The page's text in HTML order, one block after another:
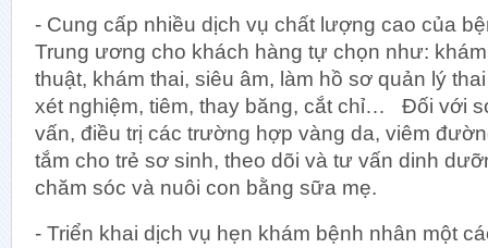
- Cung cấp nhiều dịch vụ chất lượng cao của
Trung ương cho khách hàng tự chọn như:
thuật, khám thai, siêu âm, làm hồ sơ quản lý
xét nghiệm, tiêm, thay băng, cắt chỉ… Đối với
vấn, điều trị các trường hợp vàng da, viêm
tắm cho trẻ sơ sinh, theo dõi và tư vấn dinh
chăm sóc và nuôi con bằng sữa mẹ.
- Triển khai dịch vụ hẹn khám bệnh nhân một
Khoa Đẻ
Khoa
Đơn vị